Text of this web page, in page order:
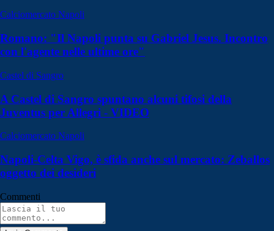
Calciomercato Napoli
Romano: "Il Napoli punta su Gabriel Jesus. Incontro
con l'agente nelle ultime ore"
Castel di Sangro
A Castel di Sangro spuntano alcuni tifosi della
Juventus per Allegri - VIDEO
Calciomercato Napoli
Napoli-Celta Vigo, è sfida anche sul mercato: Zeballos
oggetto dei desideri
Commenti